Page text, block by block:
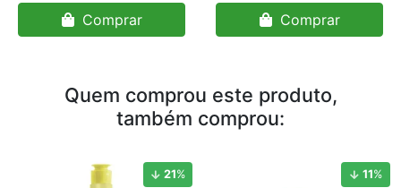
Comprar Comprar
Quem comprou este produto,
também comprou:
21% 11%